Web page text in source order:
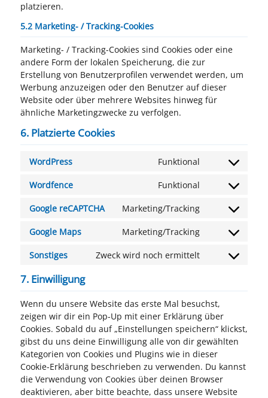
platzieren.
5.2 Marketing- / Tracking-Cookies
Marketing- / Tracking-Cookies sind Cookies oder eine
andere Form der lokalen Speicherung, die zur
Erstellung von Benutzerprofilen verwendet werden, um
Werbung anzuzeigen oder den Benutzer auf dieser
Website oder über mehrere Websites hinweg für
ähnliche Marketingzwecke zu verfolgen.
6. Platzierte Cookies
WordPress Funktional
Consent
service
wordpress
Wordfence Funktional
Consent
service
wordfence
Google reCAPTCHA Marketing/Tracking
Consent
service
google-
Google Maps Marketing/Tracking
Consent
service
Sonstiges Zweck wird noch ermittelt
Consent
7. Einwilligung
Wenn du unsere Website das erste Mal besuchst,
zeigen wir dir ein Pop-Up mit einer Erklärung über
Cookies. Sobald du auf „Einstellungen speichern“ klickst,
gibst du uns deine Einwilligung alle von dir gewählten
Kategorien von Cookies und Plugins wie in dieser
Cookie-Erklärung beschrieben zu verwenden. Du kannst
die Verwendung von Cookies über deinen Browser
deaktivieren, aber bitte beachte, dass unsere Website